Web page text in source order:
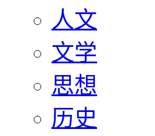
人文
文学
思想
历史